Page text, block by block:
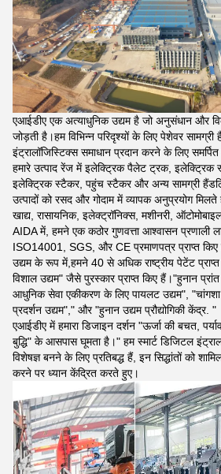
एआईडीए एक अत्याधुनिक उद्यम है जो अनुसंधान और
जोड़ती है।हम विभिन्न परिदृश्यों के लिए पेशेवर
इंट्रालॉजिस्टिक्स समाधान प्रदान करने के लिए
हमारे उत्पाद रेंज में इलेक्ट्रिक पैलेट ट्रक,
इलेक्ट्रिक स्टैकर, पहुंच स्टैकर और अन्य सामग्री
उत्पादों को रसद और गोदाम में व्यापक अनुप्रयोग
खाद्य, रासायनिक, इलेक्ट्रॉनिक्स, मशीनरी,
AIDA में, हमने एक कठोर गुणवत्ता आश्वासन प्रणाली
ISO14001, SGS, और CE प्रमाणपत्र प्राप्त किए
उद्यम के रूप में,हमने 40 से अधिक राष्ट्रीय पेटेंट
विशाल उद्यम" जैसे पुरस्कार प्राप्त किए हैं।"हुनान
आधुनिक सेवा एकीकरण के लिए पायलट उद्यम", "चांगशा
प्रदर्शन उद्यम"," और "हुनान उद्यम प्रौद्योगिकी केंद्र. "
एआईडीए में हमारा डिजाइन दर्शन "ऊर्जा की बचत,
बुद्धि" के आसपास घूमता है।" हम स्मार्ट डिजिटल
विशेषज्ञ बनने के लिए प्रतिबद्ध हैं, इन सिद्धांतों को
करने पर ध्यान केंद्रित करते हुए।